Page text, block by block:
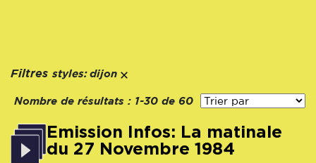
Filtres styles: dijon
Nombre de résultats : 1-30 de 60
Emission Infos: La matinale
du 27 Novembre 1984